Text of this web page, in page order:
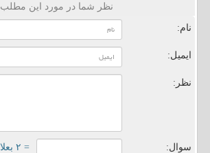
نظر شما در مورد این مطلب
نام:
ایمیل:
نظر:
سوال: = ۲ بعلاوه ۳